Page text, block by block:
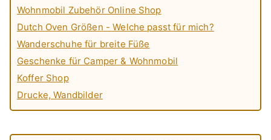
Wohnmobil Zubehör Online Shop
Dutch Oven Größen - Welche passt für mich?
Wanderschuhe für breite Füße
Geschenke für Camper & Wohnmobil
Koffer Shop
Drucke, Wandbilder